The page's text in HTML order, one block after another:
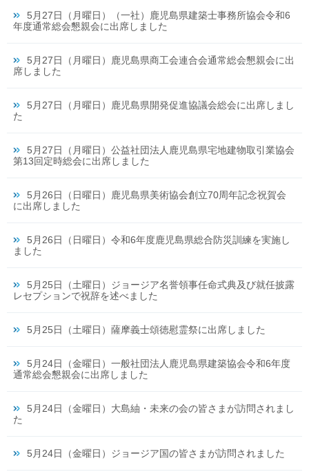
5月27日（月曜日）（一社）鹿児島県建築士事務所協会令和6
年度通常総会懇親会に出席しました
5月27日（月曜日）鹿児島県商工会連合会通常総会懇親会に出
席しました
5月27日（月曜日）鹿児島県開発促進協議会総会に出席しまし
た
5月27日（月曜日）公益社団法人鹿児島県宅地建物取引業協会
第13回定時総会に出席しました
5月26日（日曜日）鹿児島県美術協会創立70周年記念祝賀会
に出席しました
5月26日（日曜日）令和6年度鹿児島県総合防災訓練を実施し
ました
5月25日（土曜日）ジョージア名誉領事任命式典及び就任披露
レセプションで祝辞を述べました
5月25日（土曜日）薩摩義士頌徳慰霊祭に出席しました
5月24日（金曜日）一般社団法人鹿児島県建築協会令和6年度
通常総会懇親会に出席しました
5月24日（金曜日）大島紬・未来の会の皆さまが訪問されまし
た
5月24日（金曜日）ジョージア国の皆さまが訪問されました